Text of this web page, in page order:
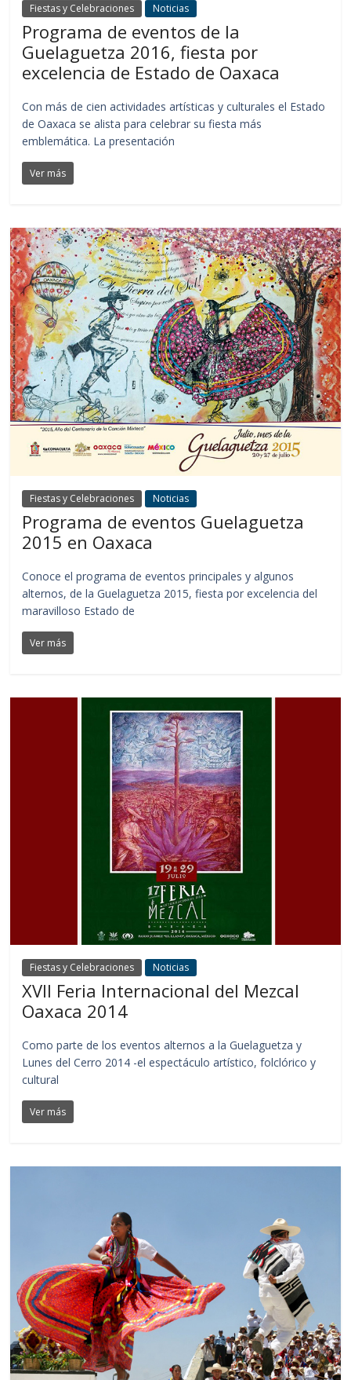
Fiestas y Celebraciones Noticias
Programa de eventos de la
Guelaguetza 2016, fiesta por
excelencia de Estado de Oaxaca
Con más de cien actividades artísticas y culturales el Estado
de Oaxaca se alista para celebrar su fiesta más
emblemática. La presentación
Ver más
Fiestas y Celebraciones Noticias
Programa de eventos Guelaguetza
2015 en Oaxaca
Conoce el programa de eventos principales y algunos
alternos, de la Guelaguetza 2015, fiesta por excelencia del
maravilloso Estado de
Ver más
Fiestas y Celebraciones Noticias
XVII Feria Internacional del Mezcal
Oaxaca 2014
Como parte de los eventos alternos a la Guelaguetza y
Lunes del Cerro 2014 -el espectáculo artístico, folclórico y
cultural
Ver más